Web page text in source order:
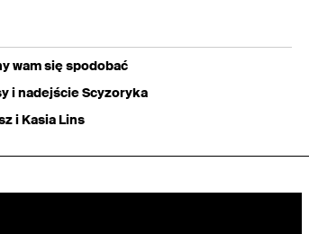
wam się spodobać
i nadejście Scyzoryka
i Kasia Lins